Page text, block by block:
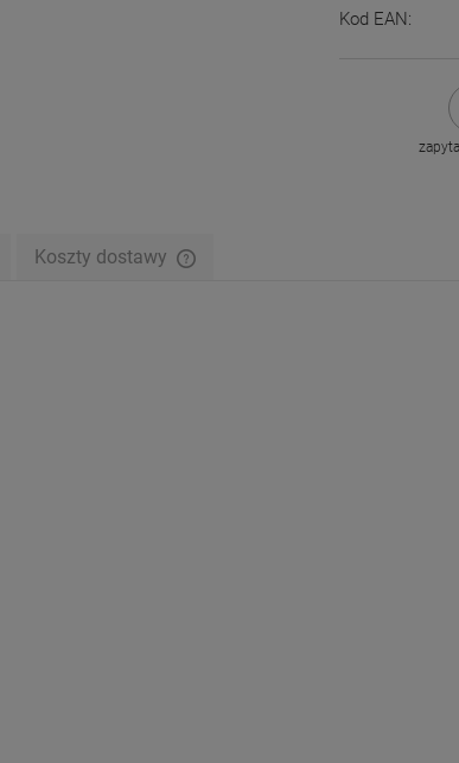
Kod EAN:
Koszty dostawy